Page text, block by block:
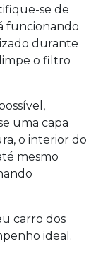
se de
funcionando
durante
o filtro
uma capa
o interior do
mesmo
carro dos
ideal.